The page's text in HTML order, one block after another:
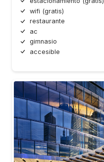
wifi (gratis)
restaurante
ac
gimnasio
accesible